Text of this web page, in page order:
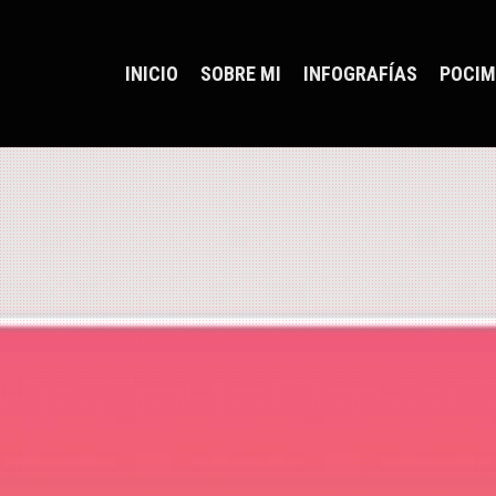
INICIO SOBRE MI INFOGRAFÍAS